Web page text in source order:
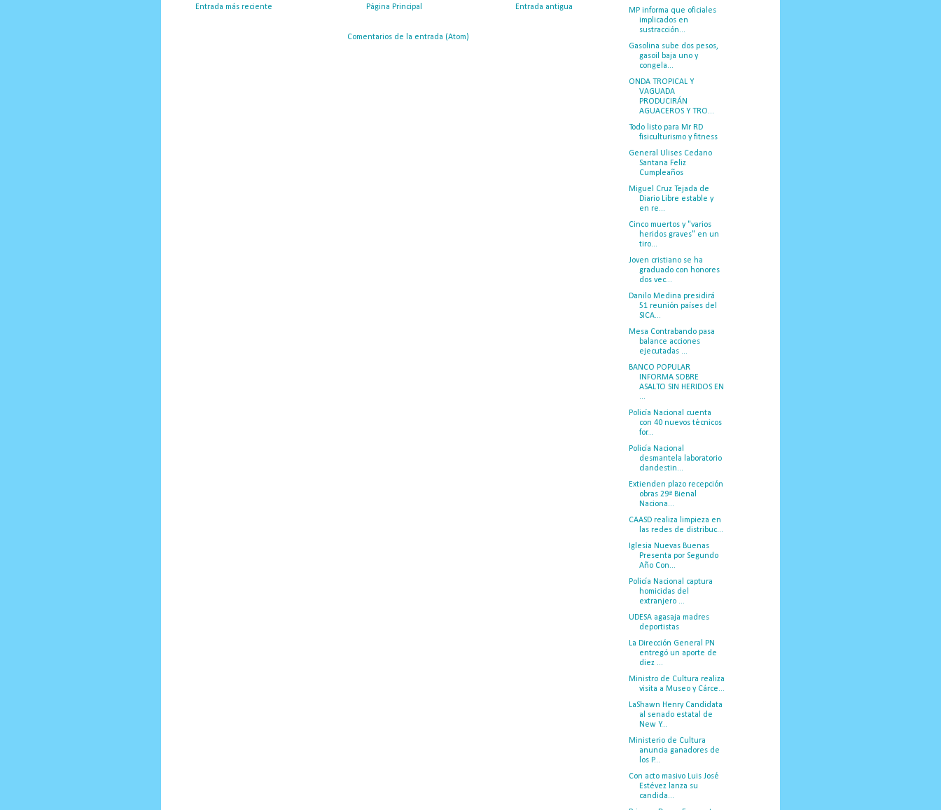
Entrada más reciente Entrada antigua
Página Principal
Comentarios de la entrada (Atom)
MP informa que oficiales
implicados en
sustracción...
Gasolina sube dos pesos,
gasoil baja uno y
congela...
ONDA TROPICAL Y
VAGUADA
PRODUCIRÁN
AGUACEROS Y TRO...
Todo listo para Mr RD
fisiculturismo y fitness
General Ulises Cedano
Santana Feliz
Cumpleaños
Miguel Cruz Tejada de
Diario Libre estable y
en re...
Cinco muertos y "varios
heridos graves" en un
tiro...
Joven cristiano se ha
graduado con honores
dos vec...
Danilo Medina presidirá
51 reunión países del
SICA...
Mesa Contrabando pasa
balance acciones
ejecutadas ...
BANCO POPULAR
INFORMA SOBRE
ASALTO SIN HERIDOS EN
...
Policía Nacional cuenta
con 40 nuevos técnicos
for...
Policía Nacional
desmantela laboratorio
clandestin...
Extienden plazo recepción
obras 29ª Bienal
Naciona...
CAASD realiza limpieza en
las redes de distribuc...
Iglesia Nuevas Buenas
Presenta por Segundo
Año Con...
Policía Nacional captura
homicidas del
extranjero ...
UDESA agasaja madres
deportistas
La Dirección General PN
entregó un aporte de
diez ...
Ministro de Cultura realiza
visita a Museo y Cárce...
LaShawn Henry Candidata
al senado estatal de
New Y...
Ministerio de Cultura
anuncia ganadores de
los P...
Con acto masivo Luis José
Estévez lanza su
candida...